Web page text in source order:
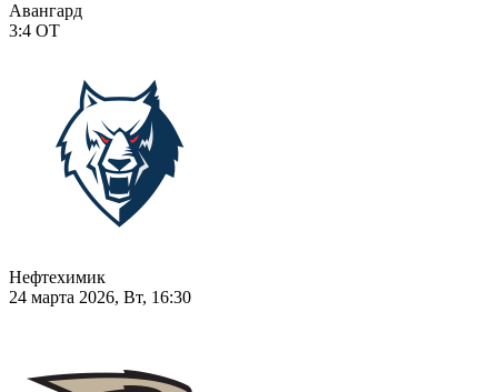
Авангард
3:4 ОТ
Нефтехимик
24 марта 2026, Вт, 16:30